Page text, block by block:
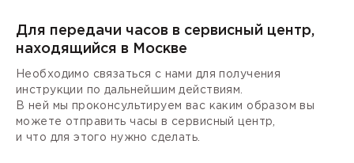
Для передачи часов в сервисный центр,
находящийся в Москве
Необходимо связаться с нами для получения
инструкции по дальнейшим действиям.
В ней мы проконсультируем вас каким образом вы
можете отправить часы в сервисный центр,
и что для этого нужно сделать.